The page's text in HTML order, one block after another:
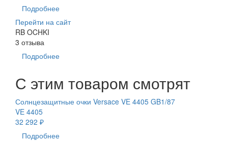
Подробнее
Перейти на сайт
RB OCHKI
3 отзыва
Подробнее
С этим товаром смотрят
Солнцезащитные очки Versace VE 4405 GB1/87
VE 4405
32 292 ₽
Подробнее